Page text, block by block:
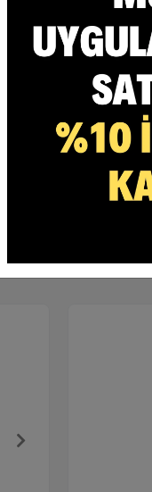
Ekle
ve Teslimat
ve kullanışlı ürünler